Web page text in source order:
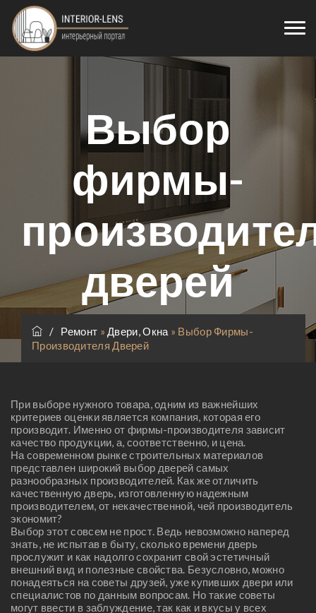
Выбор
фирмы-
дверей
/ Ремонт »Двери, Окна » Выбор Фирмы-
Производителя Дверей
При выборе нужного товара, одним из важнейших
критериев оценки является компания, которая его
производит. Именно от фирмы-производителя зависит
качество продукции, а, соответственно, и цена.
На современном рынке строительных материалов
представлен широкий выбор дверей самых
разнообразных производителей. Как же отличить
качественную дверь, изготовленную надежным
производителем, от некачественной, чей производитель
экономит?
Выбор этот совсем не прост. Ведь невозможно наперед
знать, не испытав в быту, сколько времени дверь
прослужит и как надолго сохранит свой эстетичный
внешний вид и полезные свойства. Безусловно, можно
понадеяться на советы друзей, уже купивших двери или
специалистов по данным вопросам. Но такие советы
могут ввести в заблуждение, так как и вкусы у всех